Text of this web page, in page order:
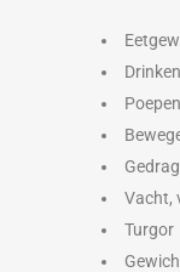
Drinken
Gedrag
Vacht,
Turgor